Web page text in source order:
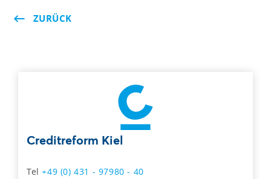
ZURÜCK
Creditreform Kiel
Tel+49 (0) 431 - 97980 - 40